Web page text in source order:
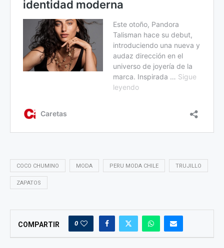
COCO CHUMINO MODA PERU MODA CHILE TRUJILLO
ZAPATOS
COMPARTIR 0